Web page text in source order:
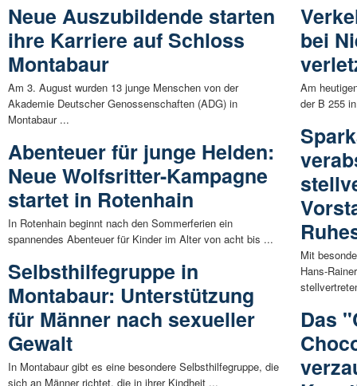
Neue Auszubildende starten
ihre Karriere auf Schloss
Montabaur
Am 3. August wurden 13 junge Menschen von der
Akademie Deutscher Genossenschaften (ADG) in
Montabaur ...
Abenteuer für junge Helden:
Neue Wolfsritter-Kampagne
startet in Rotenhain
In Rotenhain beginnt nach den Sommerferien ein
spannendes Abenteuer für Kinder im Alter von acht bis ...
Selbsthilfegruppe in
Montabaur: Unterstützung
für Männer nach sexueller
Gewalt
In Montabaur gibt es eine besondere Selbsthilfegruppe, die
sich an Männer richtet, die in ihrer Kindheit ...
bei
Am
der B 255
Mit
Hans-
Das